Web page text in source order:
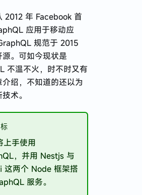
2012 年 Facebook 首
应用于移动应
规范于 2015
源。可如今现状是
不温不火，时不时又有
介绍，不知道的还以为
术。
上手使用
，并用 Nestjs 与
这两个 Node 框架搭
服务。